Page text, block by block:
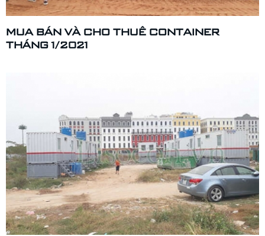
MUA BÁN VÀ CHO THUÊ CONTAINER
THÁNG 1/2021